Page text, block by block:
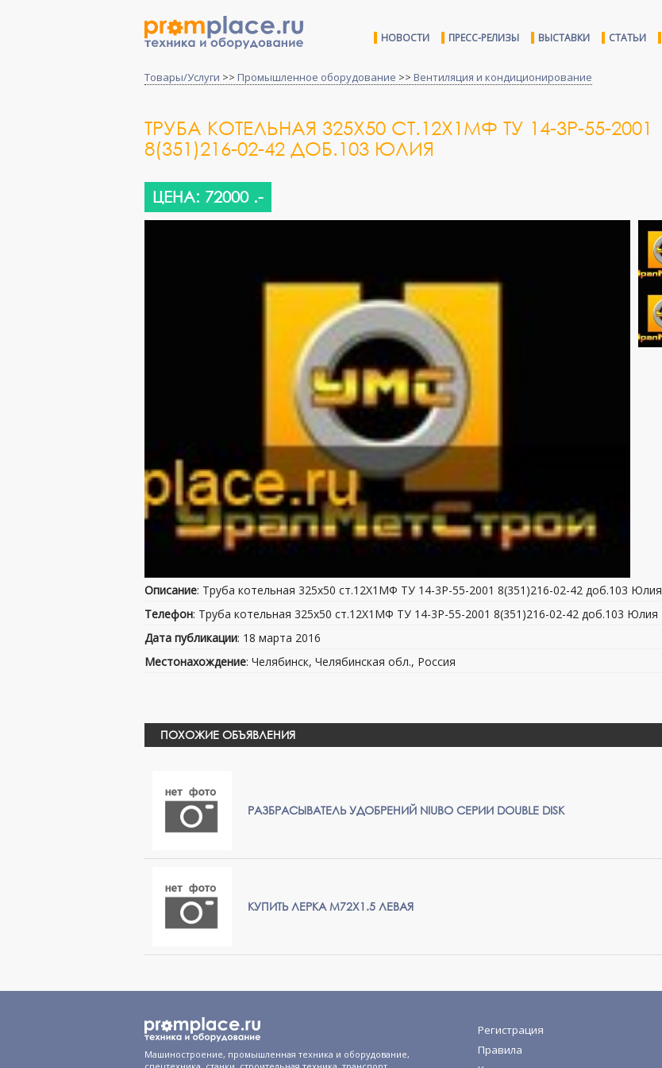
НОВОСТИ ПРЕСС-РЕЛИЗЫ ВЫСТАВКИ СТАТЬИ
Товары/Услуги >> Промышленное оборудование >> Вентиляция и кондиционирование
ТРУБА КОТЕЛЬНАЯ 325Х50 СТ.12Х1МФ ТУ 14-3Р-55-2001
8(351)216-02-42 ДОБ.103 ЮЛИЯ
ЦЕНА: 72000 .-
Описание: Труба котельная 325х50 ст.12Х1МФ ТУ 14-3Р-55-2001 8(351)216-02-42 доб.103 Юлия
Телефон: Труба котельная 325х50 ст.12Х1МФ ТУ 14-3Р-55-2001 8(351)216-02-42 доб.103 Юлия
Дата публикации: 18 марта 2016
Местонахождение: Челябинск, Челябинская обл., Россия
ПОХОЖИЕ ОБЪЯВЛЕНИЯ
РАЗБРАСЫВАТЕЛЬ УДОБРЕНИЙ NIUBO СЕРИИ DOUBLE DISK
КУПИТЬ ЛЕРКА М72Х1.5 ЛЕВАЯ
Машиностроение, промышленная техника и оборудование,
Регистрация
Правила